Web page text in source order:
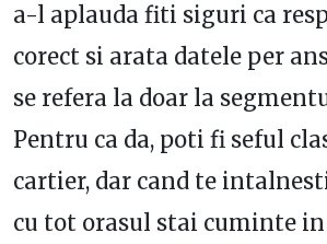
a-l aplauda fiti siguri ca
corect si arata datele per
se refera la doar la
Pentru ca da, poti fi seful
cartier, dar cand te
cu tot orasul stai cuminte